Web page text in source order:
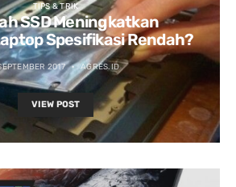
TIPS & TRIK
SSD Meningkatkan
Spesifikasi Rendah?
2017 AGRES.ID
VIEW POST